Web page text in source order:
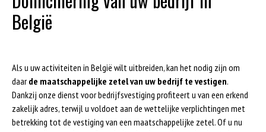
België
Als u uw activiteiten in België wilt uitbreiden, kan het nodig zijn om
daarde maatschappelijke zetel van uw bedrijf te vestigen.
Dankzij onze dienst voor bedrijfsvestiging profiteert u van een erkend
zakelijk adres, terwijl u voldoet aan de wettelijke verplichtingen met
betrekking tot de vestiging van een maatschappelijke zetel. Of u nu